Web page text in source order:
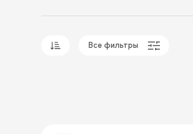
Все фильтры